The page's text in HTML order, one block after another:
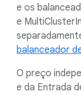
e os
e
balanceador
O preço
e da Entrada